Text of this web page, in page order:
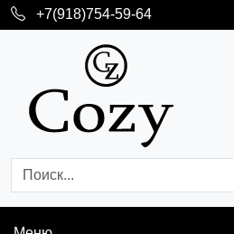
+7(918)754-59-64